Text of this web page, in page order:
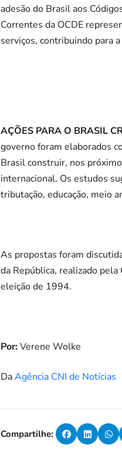
adesão do Brasil aos
Correntes da OCDE
serviços, contribuindo para
AÇÕES PARA O BRASIL
governo foram elaborados
Brasil construir, nos
internacional. Os estudos
tributação, educação, meio
As propostas foram
da República, realizado
eleição de 1994.
Por:Verene Wolke
DaAgência CNI de Notícias
Compartilhe: